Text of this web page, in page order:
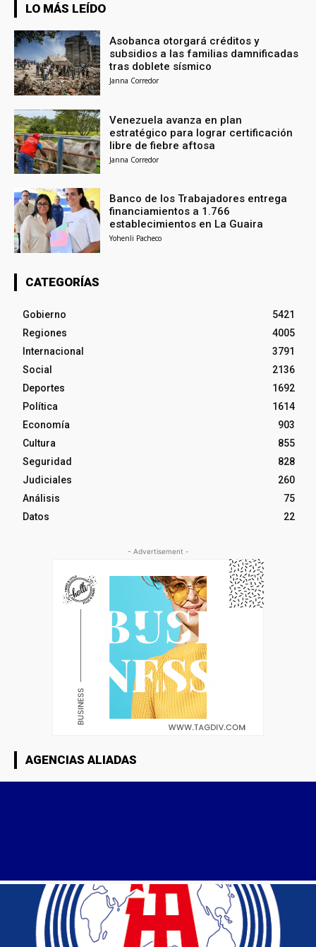
LO MÁS LEÍDO
Asobanca otorgará créditos y
subsidios a las familias damnificadas
tras doblete sísmico
Janna Corredor
Venezuela avanza en plan
estratégico para lograr certificación
libre de fiebre aftosa
Janna Corredor
Banco de los Trabajadores entrega
financiamientos a 1.766
establecimientos en La Guaira
Yohenli Pacheco
CATEGORÍAS
Gobierno
5421
Regiones
4005
Internacional
3791
Social
2136
Deportes
1692
Política
1614
Economía
903
Cultura
855
Seguridad
828
Judiciales
260
Análisis
75
Datos
22
- Advertisement -
AGENCIAS ALIADAS